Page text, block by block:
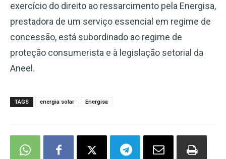
exercício do direito ao ressarcimento pela Energisa,
prestadora de um serviço essencial em regime de
concessão, está subordinado ao regime de
proteção consumerista e à legislação setorial da
Aneel.
TAGS energia solar Energisa